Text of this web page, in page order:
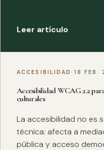
Leer artículo
ACCESIBILIDAD · 18 FEB.
Accesibilidad WCAG 2.2
culturales
La accesibilidad no es
técnica: afecta a
pública y acceso